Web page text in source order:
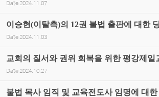
Date 2024.11.07
이승현(이탈측)의 12권 불법 출판에 대한
Date 2024.11.03
교회의 질서와 권위 회복을 위한 평강제일
Date 2024.10.27
불법 목사 임직 및 교육전도사 임명에 대